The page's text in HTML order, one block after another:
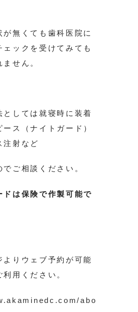
が無くても歯科医院に
ェックを受けてみても
せん。
としては就寝時に装着
ス（ナイトガード）
注射など
ご相談ください。
は保険で作製可能で
よりウェブ予約が可能
用ください。
abo